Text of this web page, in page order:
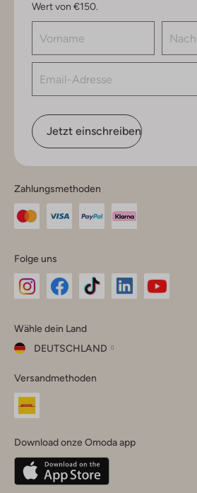
Wert von €150.
Jetzt einschreiben
Zahlungsmethoden
Folge uns
Instagram
Facebook
TikTok
Wähle dein Land
DEUTSCHLAND
dein
Land
Belgique(Français)
Deutschland
Versandmethoden
Download onze Omoda app